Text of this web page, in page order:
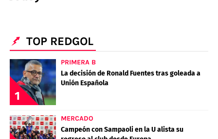
CONTACTO
ENTREVISTAS
Ad Choices
TOP REDGOL
1
PRIMERA B
La decisión de Ronald Fuentes tras goleada a
Unión Española
MERCADO
Campeón con Sampaoli en la U alista su